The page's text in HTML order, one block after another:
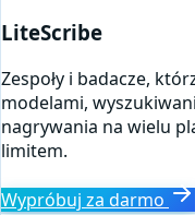
LiteScribe
Zespoły i badacze,
modelami,
nagrywania na wielu
limitem.
Wypróbuj za darmo